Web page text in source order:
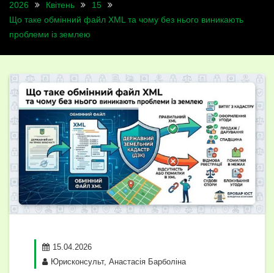
2026
Квітень
15
Що таке обмінний файл XML та чому без нього виникають
проблеми із землею
15.04.2026
Юрисконсульт, Анастасія Барболіна